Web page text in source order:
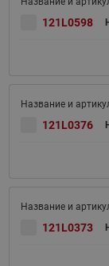
121L0598
121L0376
121L0373